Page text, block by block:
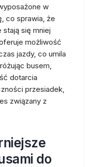
w
co sprawia, że
stają się mniej
możliwość
jazdy, co umila
busem,
dotarcia
przesiadek,
związany z
do